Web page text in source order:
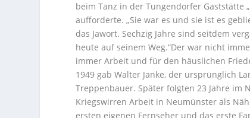
beim Tanz in der Tungendorfer Gaststätte
aufforderte. „Sie war es und sie ist es
das Jawort. Sechzig Jahre sind seitdem
heute auf seinem Weg.“Der war nicht
immer Arbeit und für den häuslichen
1949 gab Walter Janke, der ursprünglich
Treppenbauer. Später folgten 23 Jahre im
Kriegswirren Arbeit in Neumünster als
ersten eigenen Fernseher und das erste